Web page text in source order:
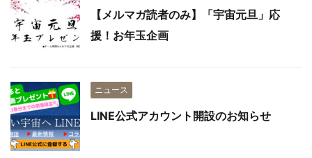
【メルマガ読者のみ】「宇宙元旦」応
援！お年玉企画
ニュース
LINE公式アカウント開設のお知らせ